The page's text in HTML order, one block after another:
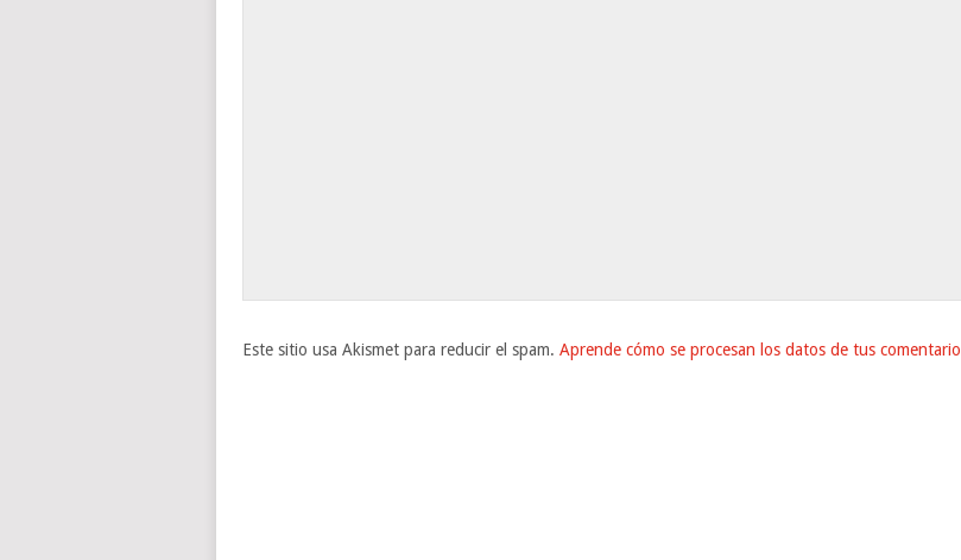
Este sitio usa Akismet para reducir el spam. Aprende cómo se procesan los datos de tus